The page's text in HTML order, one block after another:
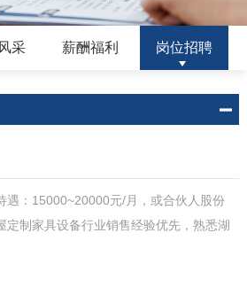
采 薪酬福利 岗位招聘
遇：15000~20000元/月，或合伙人股份
定制家具设备行业销售经验优先，熟悉湖